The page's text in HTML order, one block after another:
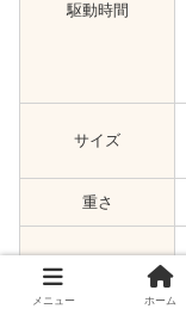
駆動時間
サイズ
重さ
メニュー ホーム